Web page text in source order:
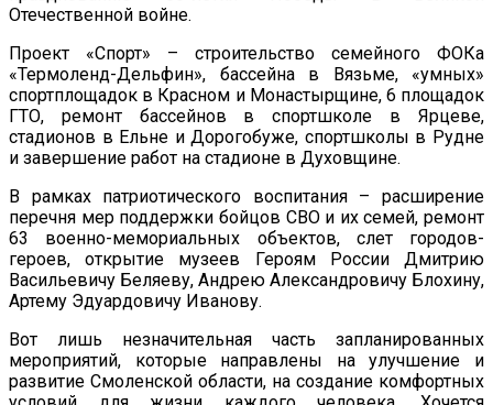
Отечественной войне.
Проект «Спорт» – строительство семейного ФОКа
«Термоленд-Дельфин», бассейна в Вязьме, «умных»
спортплощадок в Красном и Монастырщине, 6 площадок
ГТО, ремонт бассейнов в спортшколе в Ярцеве,
стадионов в Ельне и Дорогобуже, спортшколы в Рудне
и завершение работ на стадионе в Духовщине.
В рамках патриотического воспитания – расширение
перечня мер поддержки бойцов СВО и их семей, ремонт
63 военно-мемориальных объектов, слет городов-
героев, открытие музеев Героям России Дмитрию
Васильевичу Беляеву, Андрею Александровичу Блохину,
Артему Эдуардовичу Иванову.
Вот лишь незначительная часть запланированных
мероприятий, которые направлены на улучшение и
развитие Смоленской области, на создание комфортных